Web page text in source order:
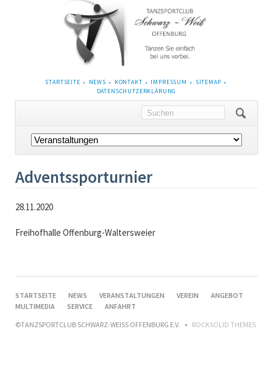
NAVIGATION
STARTSEITE NEWS KONTAKT IMPRESSUM
SITEMAP
DATENSCHUTZERKLÄRUNG
Navigation
überspringen
Adventssporturnier
28.11.2020
Freihofhalle Offenburg-Waltersweier
NAVIGATION
ÜBERSPRINGEN
STARTSEITE NEWS VERANSTALTUNGEN VEREIN
ANGEBOT
MULTIMEDIA
SERVICE
ANFAHRT
©TANZSPORTCLUB SCHWARZ-WEISS OFFENBURG E.V.
ROCKSOLID THEMES